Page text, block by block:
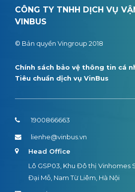
CÔNG TY TNHH DỊCH VỤ
VINBUS
© Bản quyền Vingroup 2018
Chính sách bảo vệ thông tin cá
Tiêu chuẩn dịch vụ VinBus
1900866663
lienhe@vinbus.vn
Head Office
Lô GSP03, Khu Đô thị Vinhomes
Đại Mỗ, Nam Từ Liêm, Hà Nội